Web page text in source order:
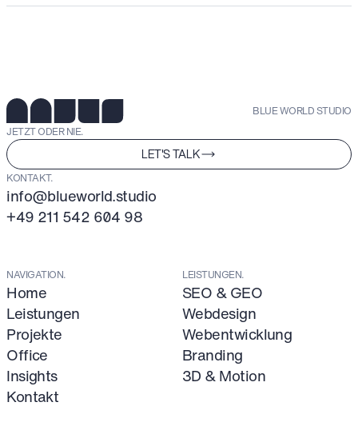
BLUE WORLD STUDIO
JETZT ODER NIE.
LET'S TALK
KONTAKT.
info@blueworld.studio
+49 211 542 604 98
NAVIGATION.
Home
Leistungen
Projekte
Office
Insights
Kontakt
LEISTUNGEN.
SEO & GEO
Webdesign
Webentwicklung
Branding
3D & Motion